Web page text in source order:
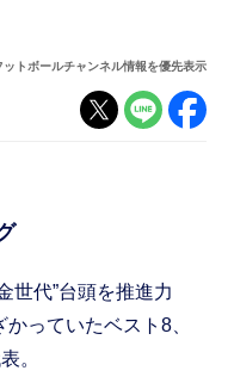
トボールチャンネル情報を優先表示
世代”台頭を推進力
っていたベスト8、
。